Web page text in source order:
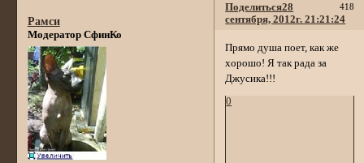
Поделиться 418
28
сентября, 2012г. 21:21:24
Рамси
Модератор СфинКо
Прямо душа поет, как же
хорошо! Я так рада за
Джусика!!!
0